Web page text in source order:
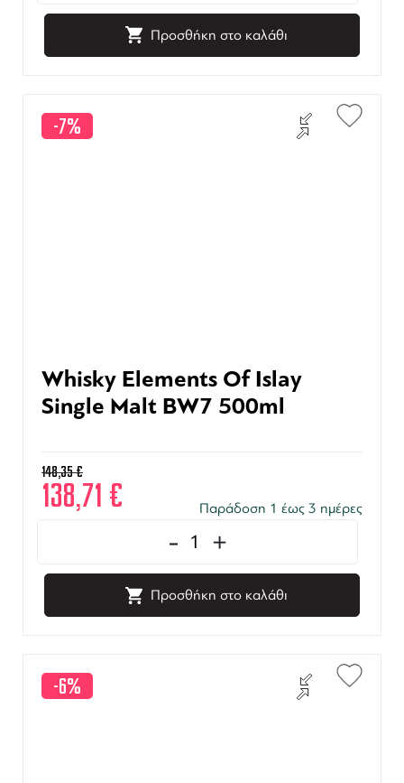
Προσθήκη στο καλάθι
-7%
Whisky Elements Of Islay
Single Malt BW7 500ml
148,35€
138,71 € Παράδοση 1 έως 3 ημέρες
- +
Προσθήκη στο καλάθι
-6%